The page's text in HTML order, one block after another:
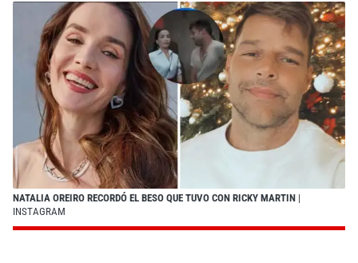
NATALIA OREIRO RECORDÓ EL BESO QUE TUVO CON RICKY MARTIN |
INSTAGRAM